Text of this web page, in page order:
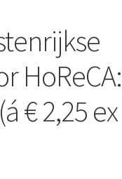
HoReCA:
€ 2,25 ex